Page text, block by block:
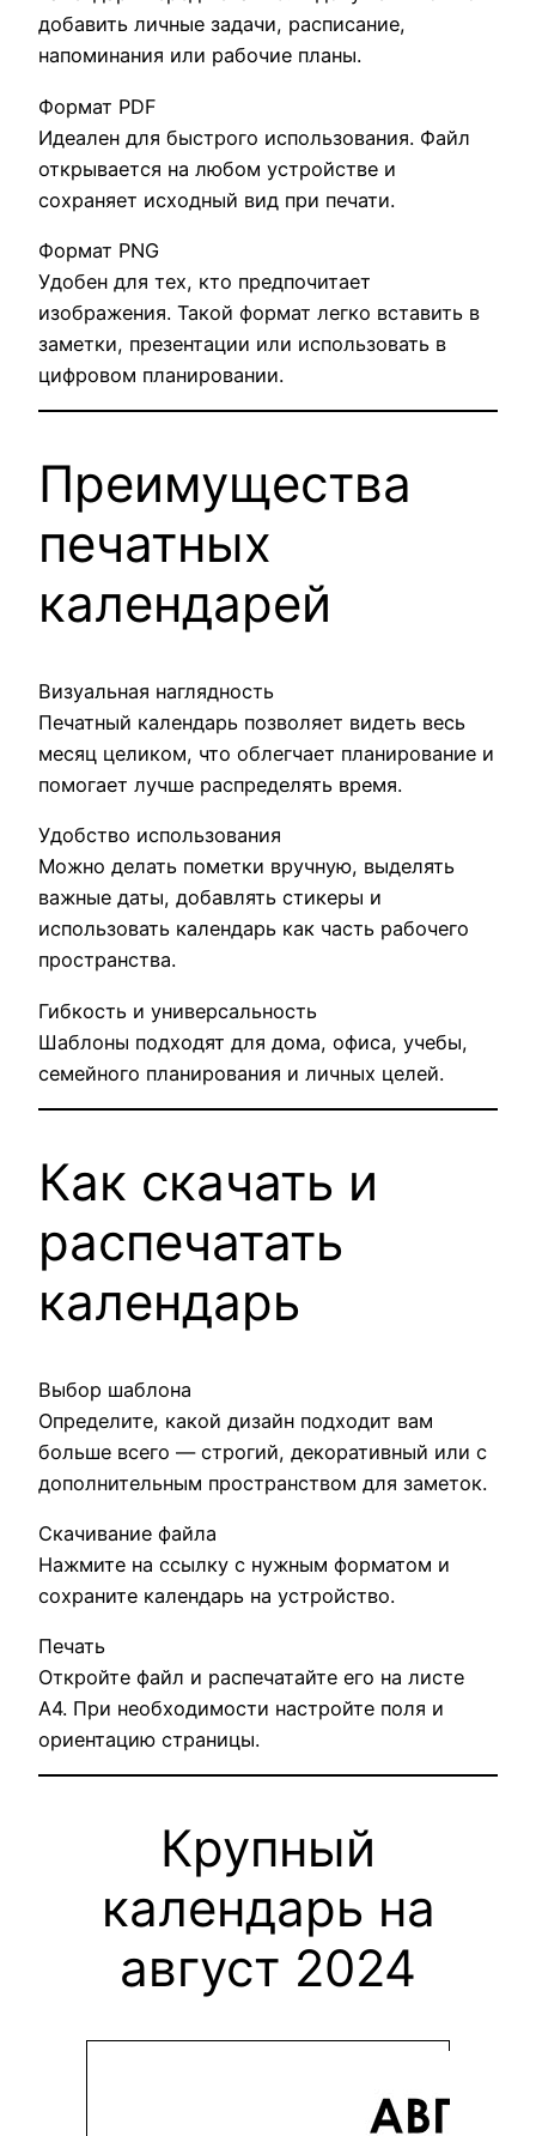
добавить личные задачи, расписание,
напоминания или рабочие планы.
Формат PDF
Идеален для быстрого использования. Файл
открывается на любом устройстве и
сохраняет исходный вид при печати.
Формат PNG
Удобен для тех, кто предпочитает
изображения. Такой формат легко вставить в
заметки, презентации или использовать в
цифровом планировании.
Преимущества
печатных
календарей
Визуальная наглядность
Печатный календарь позволяет видеть весь
месяц целиком, что облегчает планирование и
помогает лучше распределять время.
Удобство использования
Можно делать пометки вручную, выделять
важные даты, добавлять стикеры и
использовать календарь как часть рабочего
пространства.
Гибкость и универсальность
Шаблоны подходят для дома, офиса, учебы,
семейного планирования и личных целей.
Как скачать и
распечатать
календарь
Выбор шаблона
Определите, какой дизайн подходит вам
больше всего — строгий, декоративный или с
дополнительным пространством для заметок.
Скачивание файла
Нажмите на ссылку с нужным форматом и
сохраните календарь на устройство.
Печать
Откройте файл и распечатайте его на листе
A4. При необходимости настройте поля и
ориентацию страницы.
Крупный
календарь на
август 2024